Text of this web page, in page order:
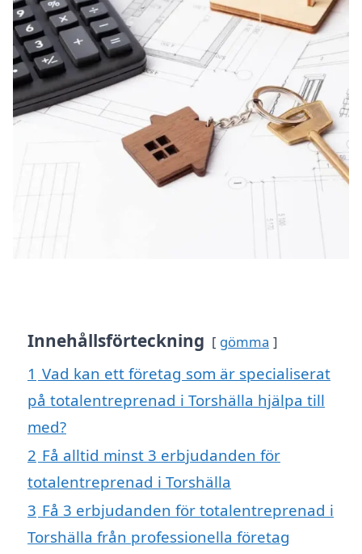
Innehållsförteckning gömma
1 Vad kan ett företag som är specialiserat
på totalentreprenad i Torshälla hjälpa till
med?
2 Få alltid minst 3 erbjudanden för
totalentreprenad i Torshälla
3 Få 3 erbjudanden för totalentreprenad i
Torshälla från professionella företag